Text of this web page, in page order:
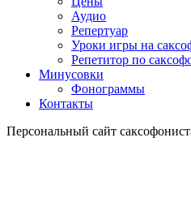
Аудио
Репертуар
Уроки игры на
Репетитор по
Минусовки
Фонограммы
Контакты
Персональный сайт